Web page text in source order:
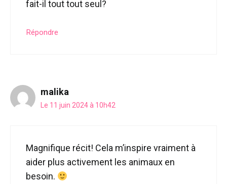
fait-il tout tout seul?
Répondre
malika
Le 11 juin 2024 à 10h42
Magnifique récit! Cela m’inspire vraiment à
aider plus activement les animaux en
besoin.